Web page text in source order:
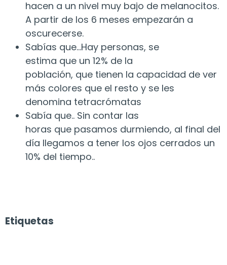
hacen a un nivel muy bajo de melanocitos.
A partir de los 6 meses empezarán a
oscurecerse.
Sabías que…Hay personas, se
estima que un 12% de la
población, que tienen la capacidad de ver
más colores que el resto y se les
denomina tetracrómatas
Sabía que.. Sin contar las
horas que pasamos durmiendo, al final del
día llegamos a tener los ojos cerrados un
10% del tiempo..
Etiquetas